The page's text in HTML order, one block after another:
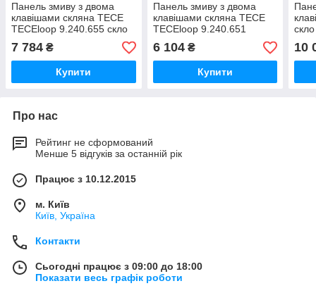
Панель змиву з двома
клавішами скляна TECE
TECEloop 9.240.655 скло
чорне, клавіші хром
матовий
7 784 ₴
Купити
Панель змиву з двома
клавішами скляна TECE
TECEloop 9.240.651
зелене скло, клавіші білі
6 104₴
Купити
10
Про нас
Рейтинг не сформований
Менше 5 відгуків за останній рік
Працює з 10.12.2015
м. Київ
Київ, Україна
Контакти
Сьогодні працює з 09:00 до 18:00
Показати весь графік роботи